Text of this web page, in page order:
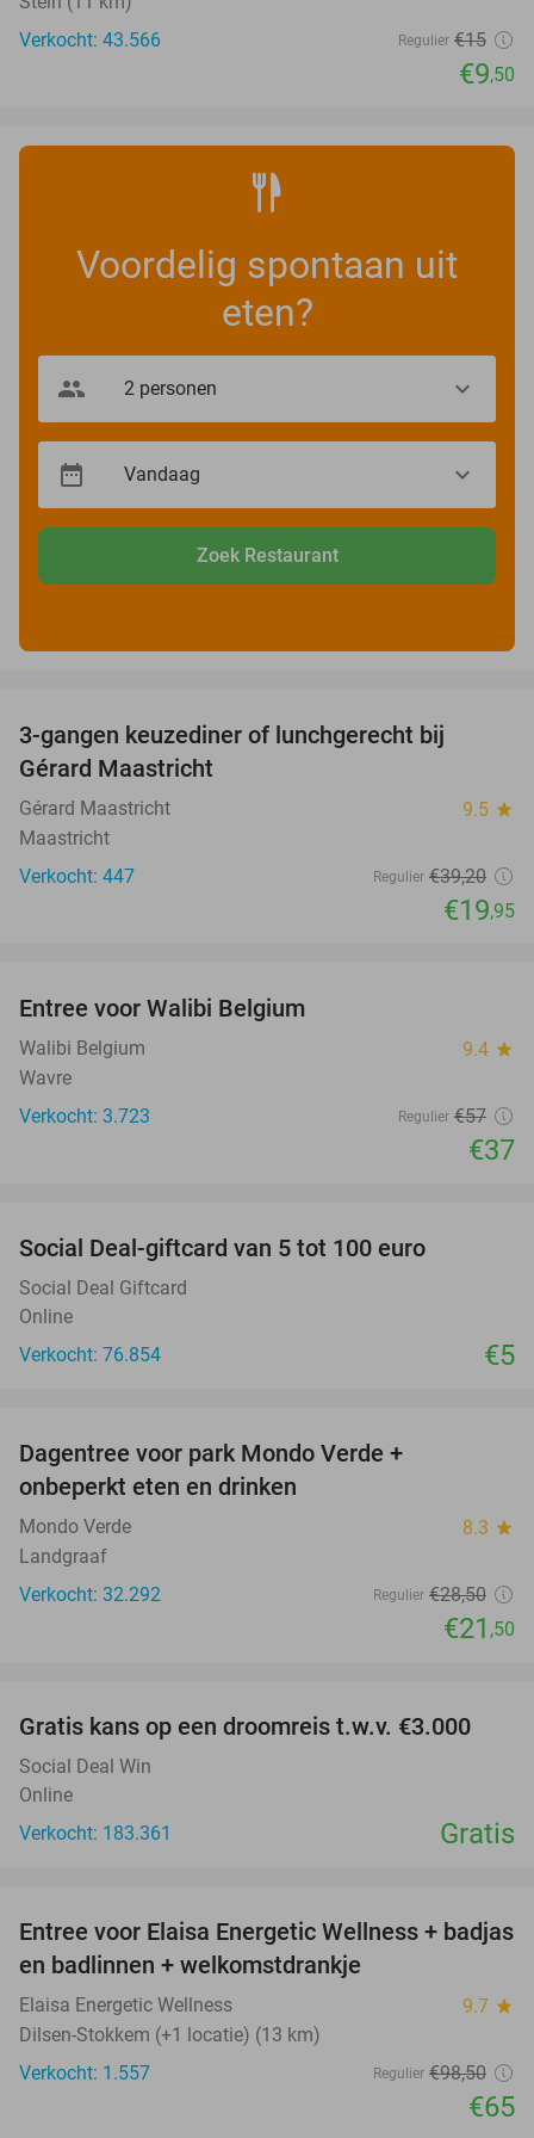
Verkocht: 43.566
Regulier €15
€9,50
Voordelig spontaan uit
eten?
Zoek Restaurant
3-gangen keuzediner of lunchgerecht bij
Gérard Maastricht
Gérard Maastricht 9.5 star
Maastricht
Verkocht: 447
Regulier €39,20
€19,95
Entree voor Walibi Belgium
Walibi Belgium 9.4 star
Wavre
Verkocht: 3.723
Regulier €57
€37
Social Deal-giftcard van 5 tot 100 euro
Social Deal Giftcard
Online
Verkocht: 76.854
€5
Dagentree voor park Mondo Verde +
onbeperkt eten en drinken
Mondo Verde 8.3 star
Landgraaf
Verkocht: 32.292
Regulier €28,50
€21 ,50
Gratis kans op een droomreis t.w.v. €3.000
Social Deal Win
Online
Verkocht: 183.361
Gratis
34%
Entree voor Elaisa Energetic Wellness + badjas
en badlinnen + welkomstdrankje
Elaisa Energetic Wellness 9.7 star
Dilsen-Stokkem (+1 locatie) (13 km)
Verkocht: 1.557
Regulier €98,50
€65